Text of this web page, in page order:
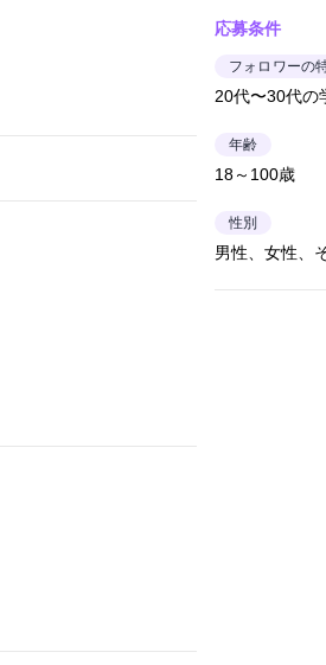
応募条件
フォロワーの
20代〜30代の
年齢
18～100歳
性別
男性、女性、